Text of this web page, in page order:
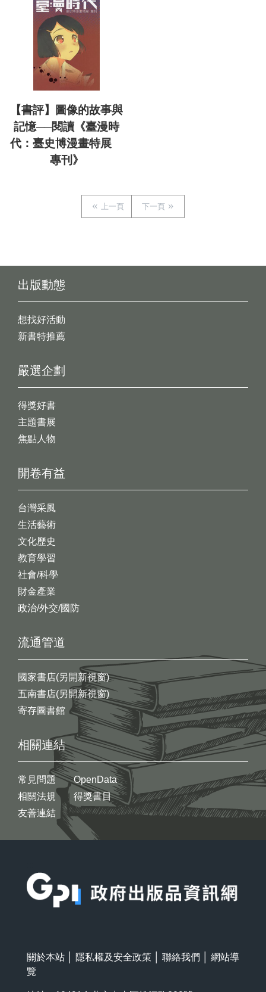
【書評】圖像的故事與
記憶──閱讀《臺漫時
代：臺史博漫畫特展
專刊》
上一頁 下一頁
出版動態
想找好活動
新書特推薦
開卷有益
台灣采風
生活藝術
文化歷史
教育學習
社會/科學
財金產業
政治/外交/國防
嚴選企劃
得獎好書
主題書展
焦點人物
流通管道
國家書店(另開新視窗)
五南書店(另開新視窗)
寄存圖書館
相關連結
常見問題
相關法規
友善連結
OpenData
得獎書目
關於本站 隱私權及安全政策 聯絡我們
網站導
覽